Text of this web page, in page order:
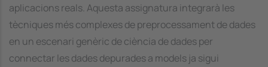
aplicacions reals. Aquesta assignatura integrarà les
tècniques més complexes de preprocessament de dades
en un escenari genèric de ciència de dades per
connectar les dades depurades a models ja sigui